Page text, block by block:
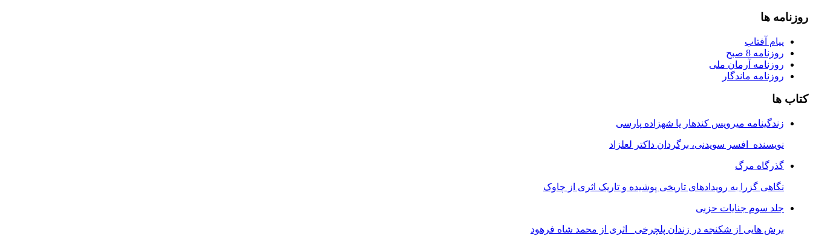
روزنامه ها
پیام آفتاب
روزنامه 8 صبح
روزنامه آرمان ملى
روزنامه ماندگار
کتاب ها
زندگینامه میرویس کندهار یا شهزاده پارسی
نویسنده افسر سویدنی، برگردان داکتر لعلزاد
گذرگاه مرگ
نگاهی گزرا به رویدادهای تاریخی پوشیده و تاریک اثری از چاوک
جلد سوم جنایات حزبی
برش هایی از شکنجه در زندان پلچرخی اثری از محمد شاه فرهود